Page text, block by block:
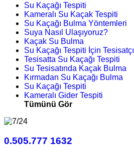
Su Kaçağı Tespiti
Kameralı Su Kaçak Tespiti
Su Kaçağı Bulma Yöntemleri
Suya Nasıl Ulaşıyoruz?
Kaçak Su Bulma
Su Kaçağı Tespiti İçin Tesisatçı
Tesisatta Su Kaçağı Tespiti
Su Tesisatında Kaçak Bulma
Kırmadan Su Kaçağı Bulma
Su Kaçağı Tespiti
Kameralı Gider Tespiti
Tümünü Gör
0.505.777 1632